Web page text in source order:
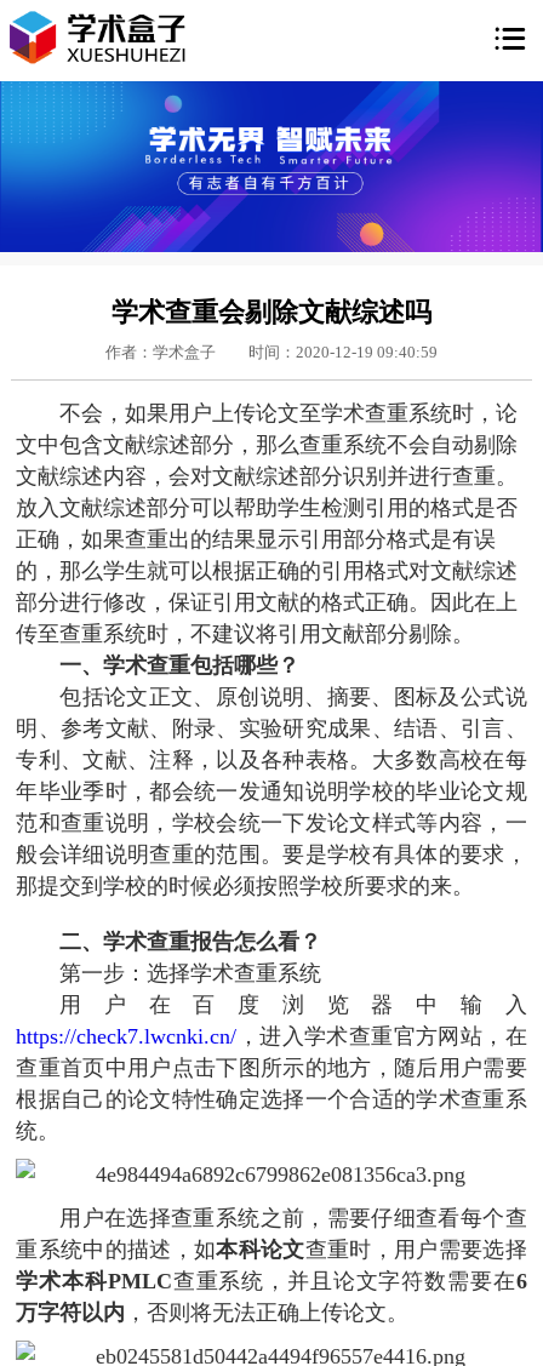

学术查重会剔除文献综述吗
作者：学术盒子 时间：2020-12-19 09:40:59
不会，如果用户上传论文至学术查重系统时，论
文中包含文献综述部分，那么查重系统不会自动剔除
文献综述内容，会对文献综述部分识别并进行查重。
放入文献综述部分可以帮助学生检测引用的格式是否
正确，如果查重出的结果显示引用部分格式是有误
的，那么学生就可以根据正确的引用格式对文献综述
部分进行修改，保证引用文献的格式正确。因此在上
传至查重系统时，不建议将引用文献部分剔除。
一、学术查重包括哪些？
包括论文正文、原创说明、摘要、图标及公式说
明、参考文献、附录、实验研究成果、结语、引言、
专利、文献、注释，以及各种表格。大多数高校在每
年毕业季时，都会统一发通知说明学校的毕业论文规
范和查重说明，学校会统一下发论文样式等内容，一
般会详细说明查重的范围。要是学校有具体的要求，
那提交到学校的时候必须按照学校所要求的来。
二、学术查重报告怎么看？
第一步：选择学术查重系统
用户在百度浏览器中输入
https://check7.lwcnki.cn/ ，进入学术查重官方网站，在
查重首页中用户点击下图所示的地方，随后用户需要
根据自己的论文特性确定选择一个合适的学术查重系
统。
用户在选择查重系统之前，需要仔细查看每个查
重系统中的描述，如本科论文查重时，用户需要选择
学术本科PMLC查重系统，并且论文字符数需要在6
万字符以内 ，否则将无法正确上传论文。